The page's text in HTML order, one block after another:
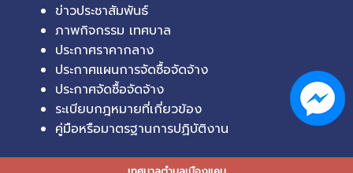
ข่าวประชาสัมพันธ์
ภาพกิจกรรม เทศบาล
ประกาศราคากลาง
ประกาศแผนการจัดซื้อจัดจ้าง
ประกาศจัดซื้อจัดจ้าง
ระเบียบกฎหมายที่เกี่ยวข้อง
คู่มือหรือมาตรฐานการปฏิบัติงาน